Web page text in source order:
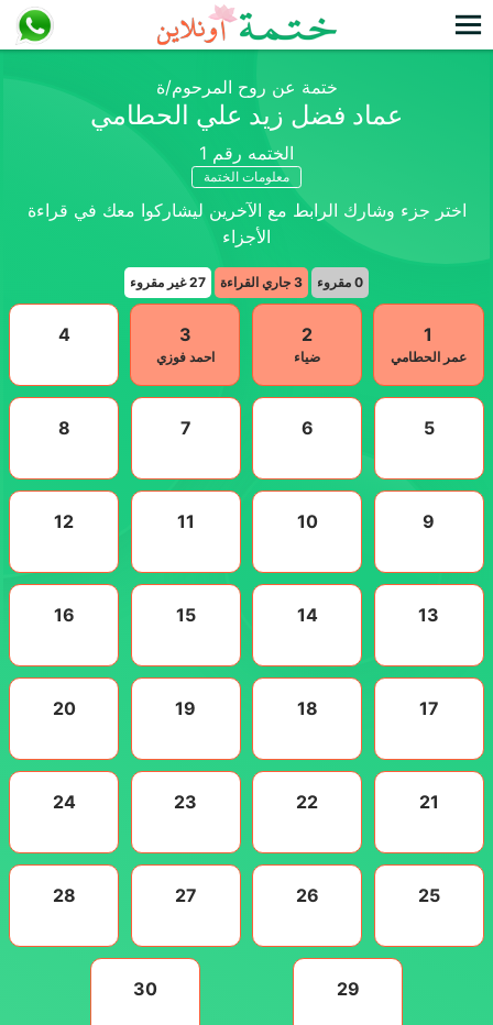
ختمة عن روح المرحوم/ة
عماد فضل زيد علي الحطامي
الختمه رقم 1
معلومات الختمة
اختر جزء وشارك الرابط مع الآخرين ليشاركوا معك في قراءة
الأجزاء
0 مقروء 3 جاري القراءة 27غير مقروء
1
عمر الحطامي
2
ضياء
3
احمد فوزي
4
5
6
7
8
9
10
11
12
13
14
15
16
17
18
19
20
21
22
23
24
25
26
27
28
29
30